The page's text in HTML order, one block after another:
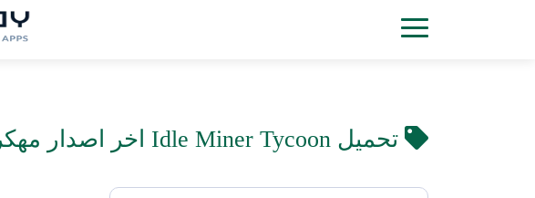
تحميل Idle Miner Tycoon اخر اصدار مهكرة للاندرويد